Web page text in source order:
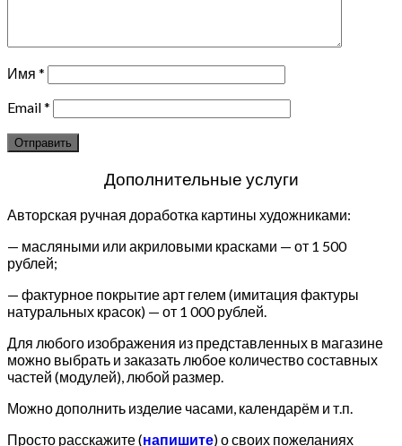
Имя *
Email*
Дополнительные услуги
Авторская ручная доработка картины художниками:
— масляными или акриловыми красками — от 1 500
рублей;
— фактурное покрытие арт гелем (имитация фактуры
натуральных красок) — от 1 000 рублей.
Для любого изображения из представленных в магазине
можно выбрать и заказать любое количество составных
частей (модулей), любой размер.
Можно дополнить изделие часами, календарём и т.п.
Просто расскажите (напишите) о своих пожеланиях